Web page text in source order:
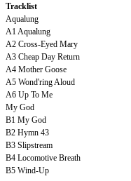
Tracklist
Aqualung
A1Aqualung
A2 Cross-Eyed Mary
A3 Cheap Day Return
A4 Mother Goose
A5 Wond'ring Aloud
A6 Up To Me
My God
B1 My God
B2 Hymn 43
B3 Slipstream
B4 Locomotive Breath
B5 Wind-Up